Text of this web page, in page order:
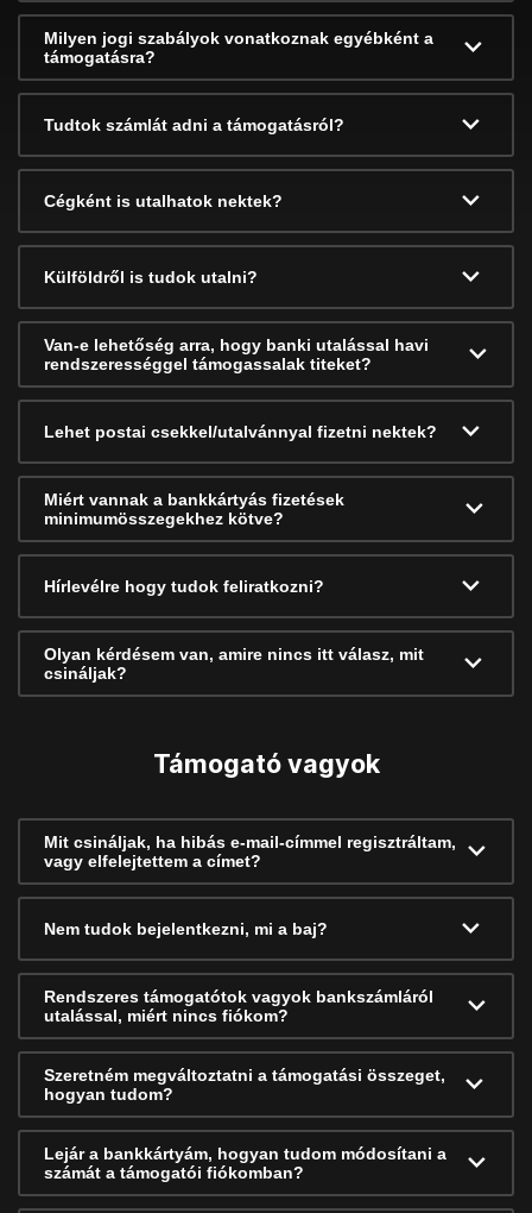
Milyen jogi szabályok vonatkoznak egyébként a
támogatásra?
Tudtok számlát adni a támogatásról?
Cégként is utalhatok nektek?
Külföldről is tudok utalni?
Van-e lehetőség arra, hogy banki utalással havi
rendszerességgel támogassalak titeket?
Lehet postai csekkel/utalvánnyal fizetni nektek?
Miért vannak a bankkártyás fizetések
minimumösszegekhez kötve?
Hírlevélre hogy tudok feliratkozni?
Olyan kérdésem van, amire nincs itt válasz, mit
csináljak?
Támogató vagyok
Mit csináljak, ha hibás e-mail-címmel regisztráltam,
vagy elfelejtettem a címet?
Nem tudok bejelentkezni, mi a baj?
Rendszeres támogatótok vagyok bankszámláról
utalással, miért nincs fiókom?
Szeretném megváltoztatni a támogatási összeget,
hogyan tudom?
Lejár a bankkártyám, hogyan tudom módosítani a
számát a támogatói fiókomban?